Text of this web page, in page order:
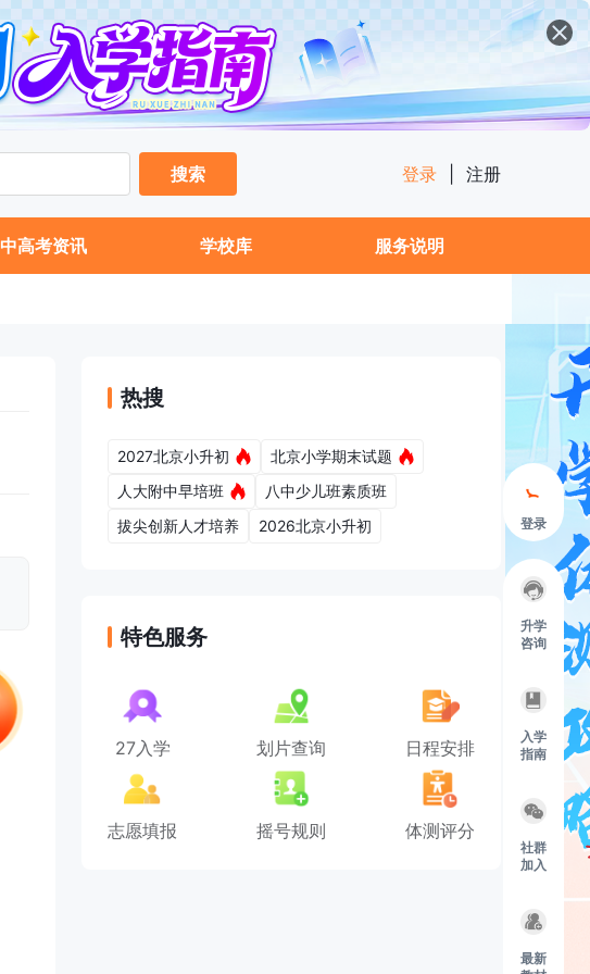
登录
升学
咨询
入学
指南
社群
加入
最新
搜索
登录 注册
中高考资讯 学校库 服务说明
热搜
2027北京小升初
北京小学期末试题
人大附中早培班
八中少儿班素质班
拔尖创新人才培养
2026北京小升初
特色服务
27入学 划片查询 日程安排
志愿填报 摇号规则 体测评分